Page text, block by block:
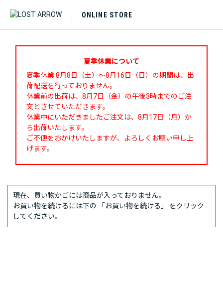
ONLINE STORE
夏季休業について
夏季休業 8月8日（土）～8月16日（日）の期間は、出
荷配送を行っておりません。
休業前の出荷は、8月7日（金）の午後3時までのご注
文とさせていただきます。
休業中にいただきましたご注文は、8月17日（月）か
ら出荷いたします。
ご不便をおかけいたしますが、よろしくお願い申し上
げます。
現在、買い物かごには商品が入っておりません。
お買い物を続けるには下の 「お買い物を続ける」 をクリック
してください。